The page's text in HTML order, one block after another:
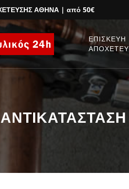
ΑΘΗΝΑ | από 50€
ΕΠΙΣΚΕΥΗ
ΑΝΤΙΚΑΤΑΣΤΑΣΗ